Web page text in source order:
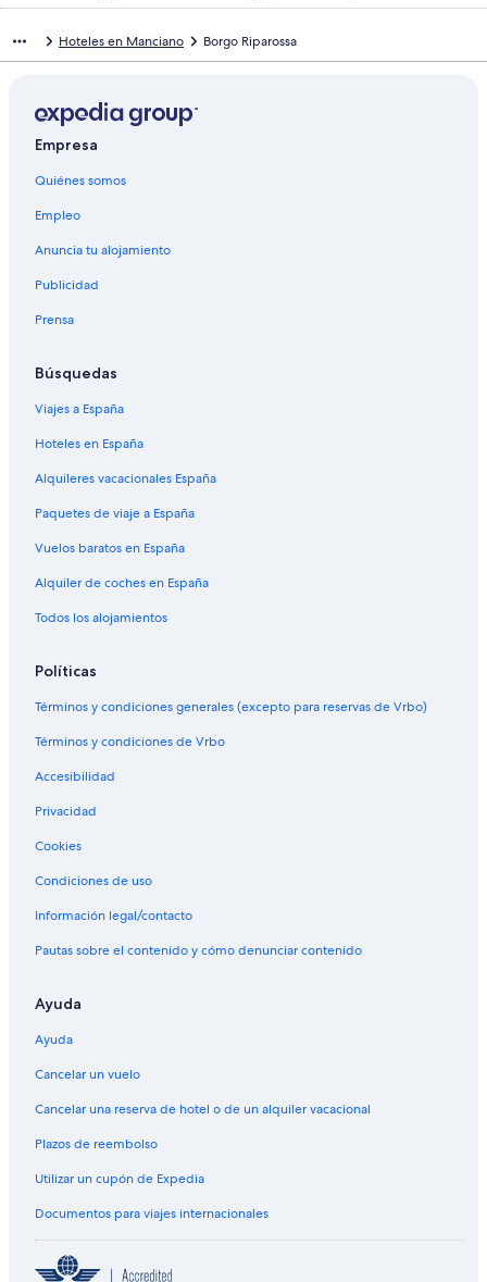
Hoteles en Manciano Borgo Riparossa
Empresa
Quiénes somos
Empleo
Anuncia tu alojamiento
Publicidad
Prensa
Búsquedas
Viajes a España
Hoteles en España
Alquileres vacacionales España
Paquetes de viaje a España
Vuelos baratos en España
Alquiler de coches en España
Todos los alojamientos
Políticas
Términos y condiciones generales (excepto para reservas de Vrbo)
Términos y condiciones de Vrbo
Accesibilidad
Privacidad
Cookies
Condiciones de uso
Información legal/contacto
Pautas sobre el contenido y cómo denunciar contenido
Ayuda
Ayuda
Cancelar un vuelo
Cancelar una reserva de hotel o de un alquiler vacacional
Plazos de reembolso
Utilizar un cupón de Expedia
Documentos para viajes internacionales